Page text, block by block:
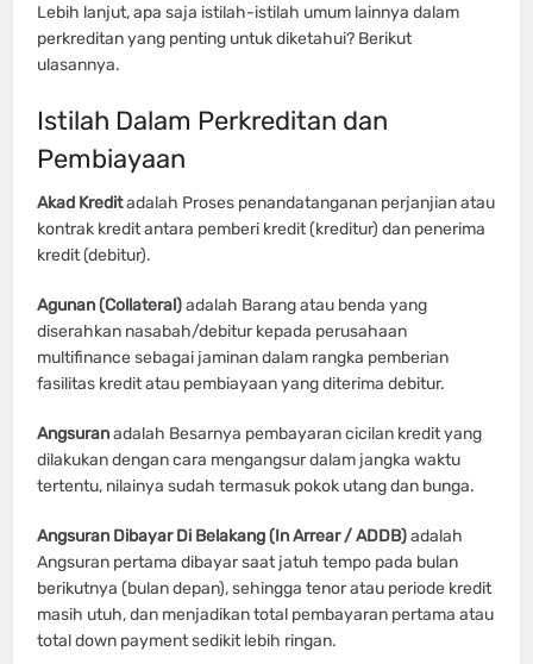
Lebih lanjut, apa saja istilah-istilah umum lainnya dalam
perkreditan yang penting untuk diketahui? Berikut
ulasannya.
Istilah Dalam Perkreditan dan
Pembiayaan
Akad Kreditadalah Proses penandatanganan perjanjian atau
kontrak kredit antara pemberi kredit (kreditur) dan penerima
kredit (debitur).
Agunan (Collateral)adalah Barang atau benda yang
diserahkan nasabah/debitur kepada perusahaan
multifinance sebagai jaminan dalam rangka pemberian
fasilitas kredit atau pembiayaan yang diterima debitur.
Angsuranadalah Besarnya pembayaran cicilan kredit yang
dilakukan dengan cara mengangsur dalam jangka waktu
tertentu, nilainya sudah termasuk pokok utang dan bunga.
Angsuran Dibayar Di Belakang (In Arrear / ADDB)adalah
Angsuran pertama dibayar saat jatuh tempo pada bulan
berikutnya (bulan depan), sehingga tenor atau periode kredit
masih utuh, dan menjadikan total pembayaran pertama atau
total down payment sedikit lebih ringan.